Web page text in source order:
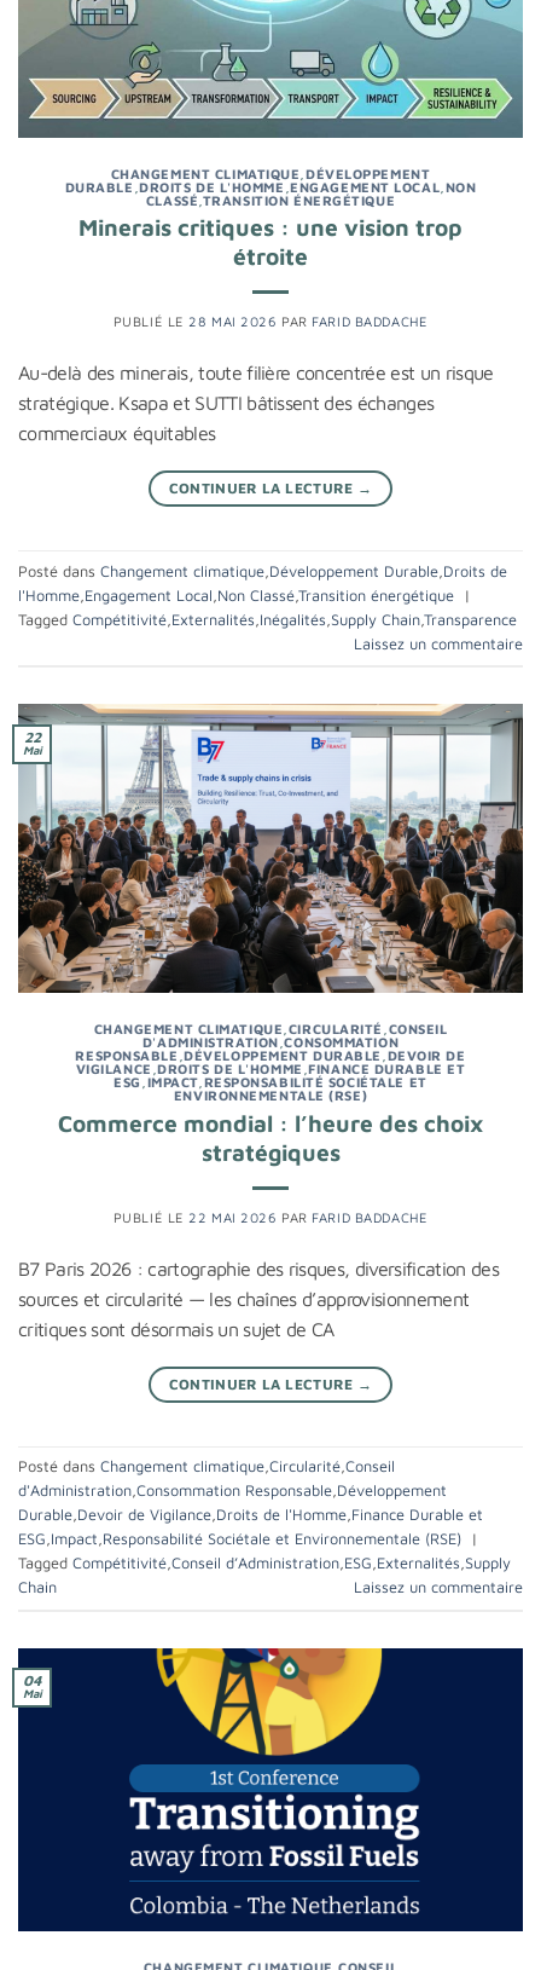
CHANGEMENT CLIMATIQUE ,DÉVELOPPEMENT
DURABLE ,DROITS DE L'HOMME ,ENGAGEMENT LOCAL NON
CLASSÉ TRANSITION ÉNERGÉTIQUE
Minerais critiques : une vision trop
étroite
PUBLIÉ LE 28 MAI 2026 PAR FARID BADDACHE
Au-delà des minerais, toute filière concentrée est un risque
stratégique. Ksapa et SUTTI bâtissent des échanges
commerciaux équitables
CONTINUER LA LECTURE →
Posté dans Changement climatique Développement Durable Droits de
l'Homme Engagement Local Non Classé Transition énergétique
|
Tagged Compétitivité Externalités Inégalités Supply Chain Transparence
Laissez un commentaire
22
Mai
CHANGEMENT CLIMATIQUE CIRCULARITÉ CONSEIL
D'ADMINISTRATION ,CONSOMMATION
RESPONSABLE ,DÉVELOPPEMENT DURABLE DEVOIR DE
VIGILANCE ,DROITS DE L'HOMME ,FINANCE DURABLE ET
ESG IMPACT, RESPONSABILITÉ SOCIÉTALE ET
ENVIRONNEMENTALE (RSE)
Commerce mondial : l’heure des choix
stratégiques
PUBLIÉ LE 22 MAI 2026 PAR FARID BADDACHE
B7 Paris 2026 : cartographie des risques, diversification des
sources et circularité — les chaînes d’approvisionnement
critiques sont désormais un sujet de CA
CONTINUER LA LECTURE →
Posté dans Changement climatique,Circularité,Conseil
d'Administration,Consommation Responsable,Développement
Durable,Devoir de Vigilance,Droits de l'Homme,Finance Durable et
ESG,Impact,Responsabilité Sociétale et Environnementale (RSE)
|
Tagged Compétitivité,Conseil d’Administration,ESG,Externalités,Supply
Chain
Laissez un commentaire
04
Mai